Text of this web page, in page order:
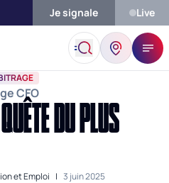
Je signale Live
12 Arbitres En Quête Du Plus
CFO
DU PLUS
et Emploi | 3 juin 2025